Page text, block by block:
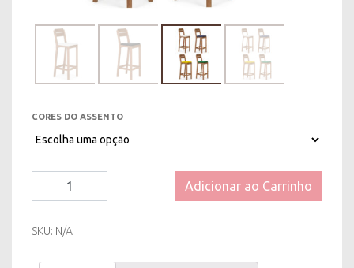
CORES DO ASSENTO
-
Almofada
Adicionar ao Carrinho
SKU: N/A